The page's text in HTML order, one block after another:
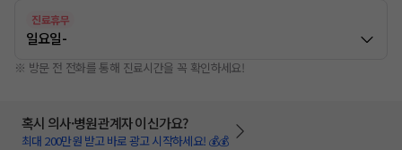
진료휴무
일요일-
※ 방문 전 전화를 통해 진료시간을 꼭 확인하세요!
혹시 의사·병원관계자 이신가요?
최대 200만원 받고 바로 광고 시작하세요! 💰💰